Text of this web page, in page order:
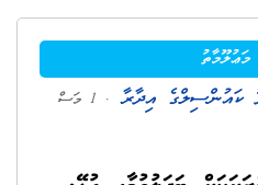
ކައުންސިލްގެ އިދާރާ
. 1 މަސް